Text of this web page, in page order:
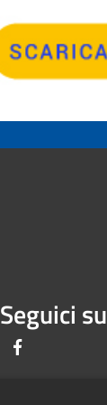
Seguici su